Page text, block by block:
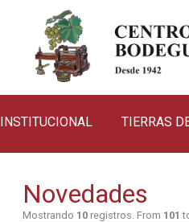
INSTITUCIONAL TIERRAS
Novedades
Mostrando 10 registros. From 101